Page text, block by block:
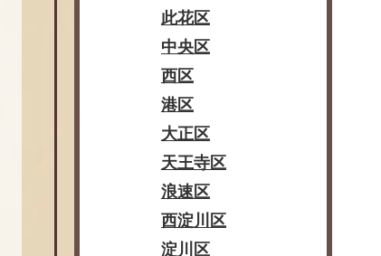
此花区
中央区
西区
港区
大正区
天王寺区
浪速区
西淀川区
淀川区